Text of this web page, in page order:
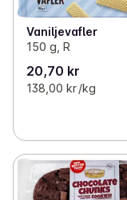
Vaniljevafler
150 g, R
20,70 kr
138,00 kr /kg